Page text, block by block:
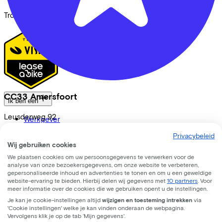
CC33 Amersfoort
Leusderweg 92
Trotse partner van
Ik ben een
Werkgever
Werknemer
Bekijk ook
Dealer locator
Fiets leasen? Bereken je kosten
Fietsplan 2026
Privacybeleid
Wij gebruiken cookies
We plaatsen cookies om uw persoonsgegevens te verwerken voor de
analyse van onze bezoekersgegevens, om onze website te verbeteren,
gepersonaliseerde inhoud en advertenties te tonen en om u een geweldige
website-ervaring te bieden. Hierbij delen wij gegevens met 10 partners . Voor
meer informatie over de cookies die we gebruiken opent u de instellingen.
Je kan je cookie-instellingen altijd wijzigen en toesteming intrekken via
'Cookie instellingen' welke je kan vinden onderaan de webpagina.
Vervolgens klik je op de tab ‘Mijn gegevens'.